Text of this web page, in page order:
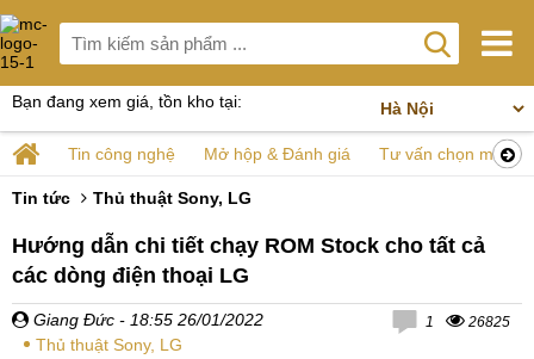
Bạn đang xem giá, tồn kho tại:
Tin công nghệ Mở hộp & Đánh giá Tư vấn chọn mua
Tin tức Thủ thuật Sony, LG
Hướng dẫn chi tiết chạy ROM Stock cho tất cả
các dòng điện thoại LG
Giang Đức - 18:55 26/01/2022
Thủ thuật Sony, LG
1 26825